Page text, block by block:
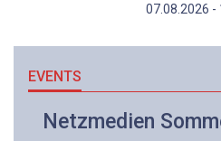
07.08.2026 -
EVENTS
Netzmedien